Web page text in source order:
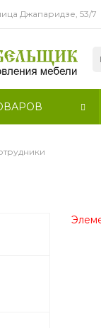
Джапаридзе, 53/7